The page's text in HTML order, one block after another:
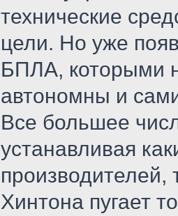
технические
цели. Но уже
БПЛА, которыми
автономны и
Все большее
устанавливая
Хинтона пугает